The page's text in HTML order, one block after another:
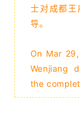
士对成都
导。
On Mar
Wenjiang
the